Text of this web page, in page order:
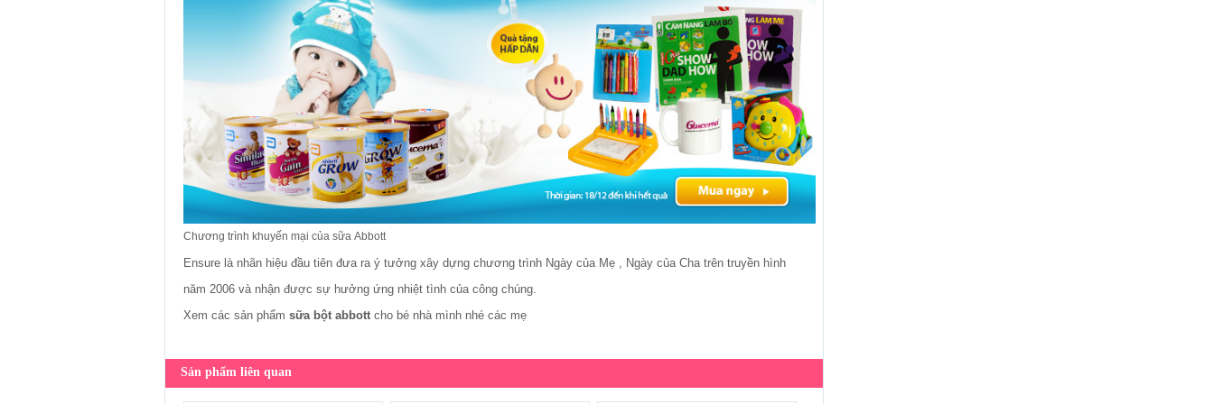
Chương trình khuyến mại của sữa Abbott
Ensure là nhãn hiệu đầu tiên đưa ra ý tưởng xây dựng chương trình Ngày của Mẹ , Ngày của Cha trên truyền hình
năm 2006 và nhận được sự hưởng ứng nhiệt tình của công chúng.
Xem các sản phẩm sữa bột abbott cho bé nhà mình nhé các mẹ
Sản phẩm liên quan